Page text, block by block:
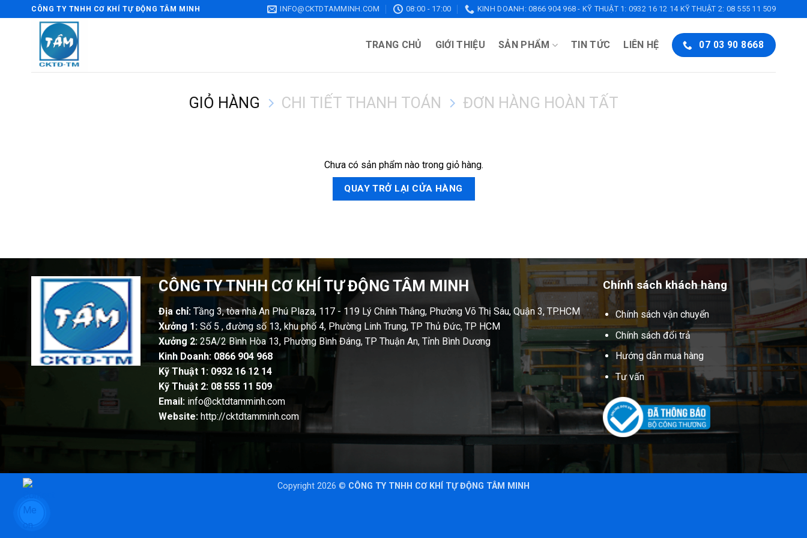
qua
CÔNG TY TNHH CƠ KHÍ TỰ ĐỘNG TÂM MINH INFO@CKTDTAMMINH.COM 08:00 - 17:00 KINH DOANH: 0866 904 968 - KỸ THUẬT 1: 0932 16 12 14 KỸ THUẬT 2: 08 555 11 509
TRANG CHỦ GIỚI THIỆU SẢN PHẨM TIN TỨC LIÊN HỆ 07 03 90 8668
GIỎ HÀNG CHI TIẾT THANH TOÁN ĐƠN HÀNG HOÀN TẤT
Chưa có sản phẩm nào trong giỏ hàng.
QUAY TRỞ LẠI CỬA HÀNG
CÔNG TY TNHH CƠ KHÍ TỰ ĐỘNG TÂM MINH
Địa chỉ:Tầng 3, tòa nhà An Phú Plaza, 117 - 119 Lý Chính Thắng, Phường Võ Thị Sáu, Quận 3, TP.HCM
Xưởng 1:Số 5 , đường số 13, khu phố 4, Phường Linh Trung, TP Thủ Đức, TP HCM
Xưởng 2:25A/2 Bình Hòa 13, Phường Bình Đáng, TP Thuận An, Tỉnh Bình Dương
Kinh Doanh: 0866 904 968
Kỹ Thuật 1: 0932 16 12 14
Kỹ Thuật 2: 08 555 11 509
Email:info@cktdtamminh.com
Website:http://cktdtamminh.com
Chính sách khách hàng
Chính sách vận chuyển
Chính sách đổi trả
Hướng dẫn mua hàng
Tư vấn
Copyright 2026 © CÔNG TY TNHH CƠ KHÍ TỰ ĐỘNG TÂM MINH